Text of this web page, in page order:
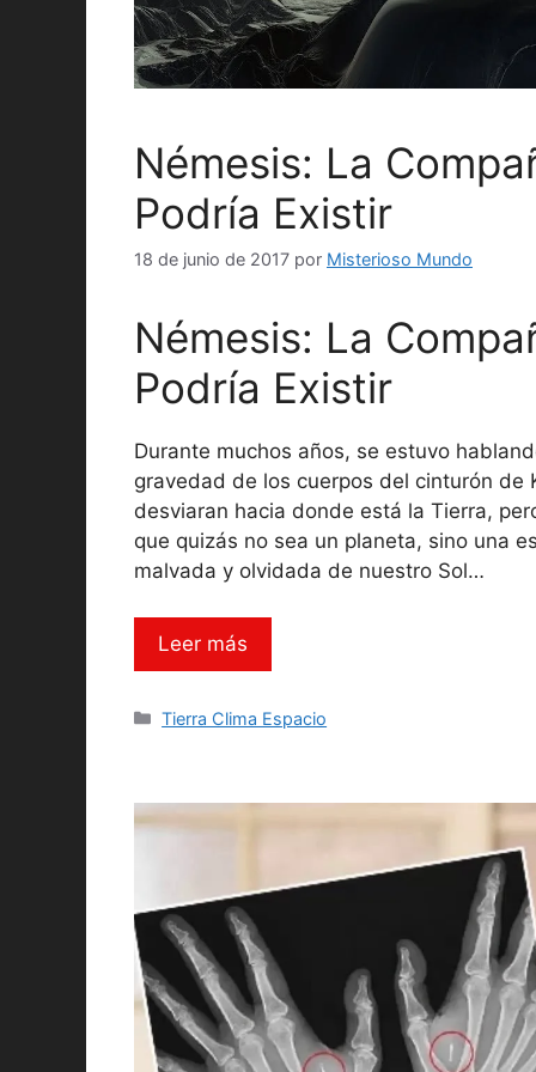
Némesis: La
Podría Existir
18 de junio de 2017 por Misterioso Mundo
Némesis: La
Podría Existir
Durante muchos años, se estuvo
gravedad de los cuerpos del cinturón de
desviaran hacia donde está la Tierra,
que quizás no sea un planeta, sino una
malvada y olvidada de nuestro Sol…
Leer más
Categorías
Tierra Clima Espacio